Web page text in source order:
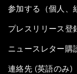
参加する（個人、
プレスリリース登
ニュースレター購
連絡先 (英語のみ)